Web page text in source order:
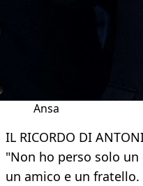
Ansa
IL RICORDO DI
"Non ho perso solo
un amico e un